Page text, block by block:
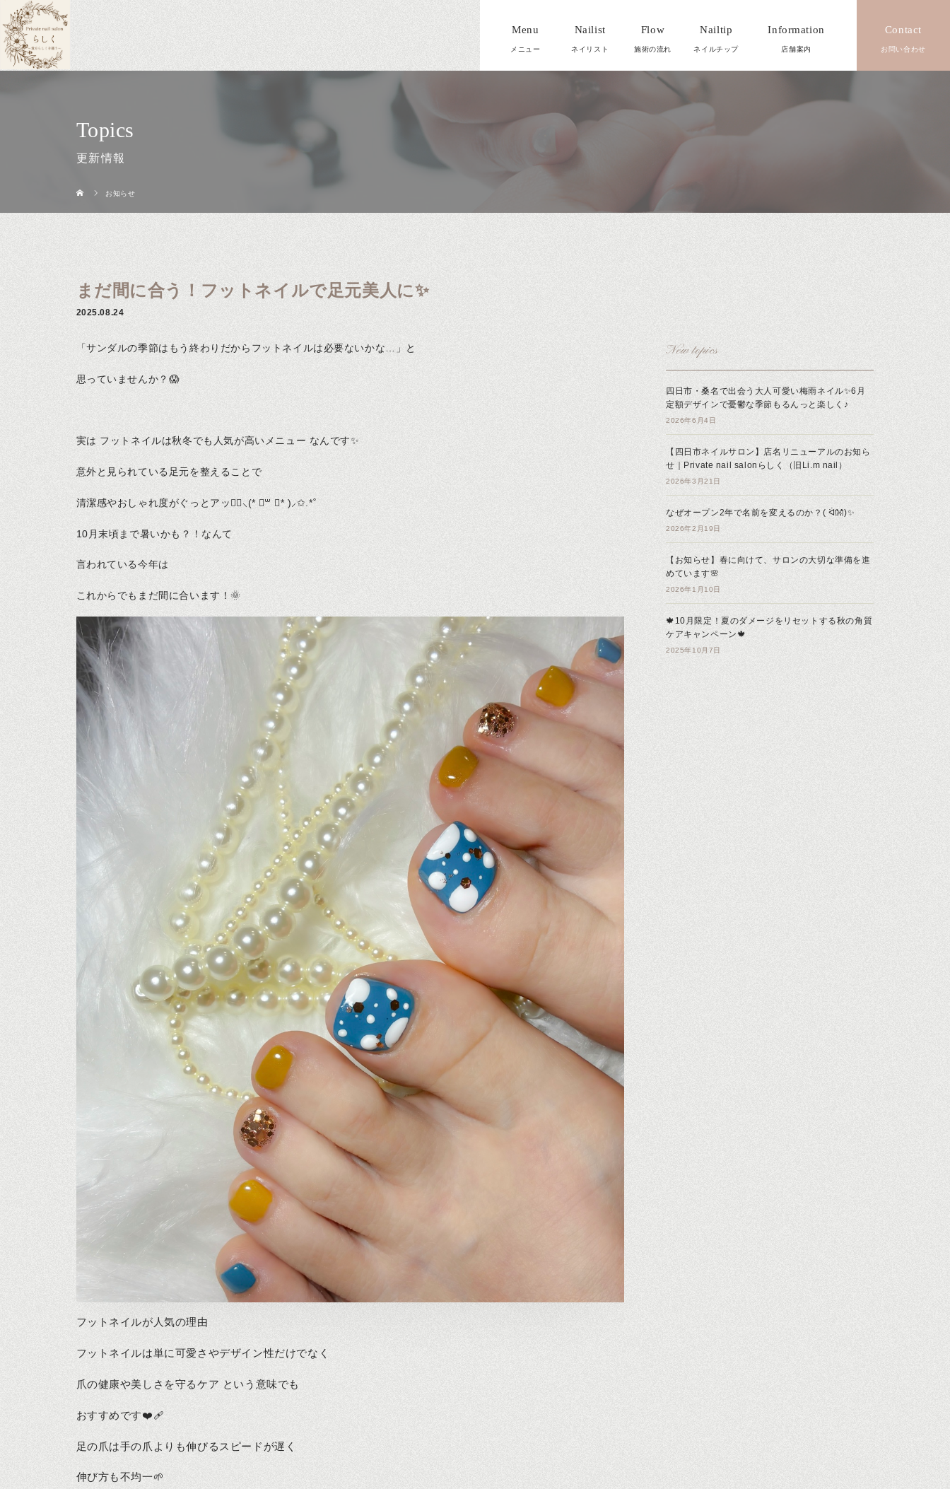
Menu Nailist Flow Nailtip Information Contact
Topics
更新情報
お知らせ
まだ間に合う！フットネイルで足元美人に✨️
2025.08.24
「サンダルの季節はもう終わりだからフットネイルは必要ないかな…」と
思っていませんか？😱
実は フットネイルは秋冬でも人気が高いメニュー なんです✨️
意外と見られている足元を整えることで
清潔感やおしゃれ度がぐっとアップ॑⸜(* ॑꒳ ॑* )⸝✩.*˚
10月末頃まで暑いかも？！なんて
言われている今年は
これからでもまだ間に合います！🌞
フットネイルが人気の理由
フットネイルは単に可愛さやデザイン性だけでなく
爪の健康や美しさを守るケア という意味でも
おすすめです❤️🩹
足の爪は手の爪よりも伸びるスピードが遅く
伸び方も不均一🌱
New topics
四日市・桑名で出会う大人可愛い梅雨ネイル✨6月
定額デザインで憂鬱な季節もるんっと楽しく♪
2026年6月4日
【四日市ネイルサロン】店名リニューアルのお知ら
せ｜Private nail salonらしく（旧Li.m nail）
2026年3月21日
なぜオープン2年で名前を変えるのか？( ᐛ👐)✨
2026年2月19日
【お知らせ】春に向けて、サロンの大切な準備を進
めています🌸
2026年1月10日
🍁10月限定！夏のダメージをリセットする秋の角質
ケアキャンペーン🍁
2025年10月7日